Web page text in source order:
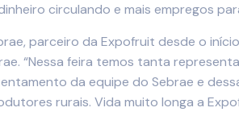
circulando e mais empregos
parceiro da Expofruit desde o
“Nessa feira temos tanta
da equipe do Sebrae e
rurais. Vida muito longa a